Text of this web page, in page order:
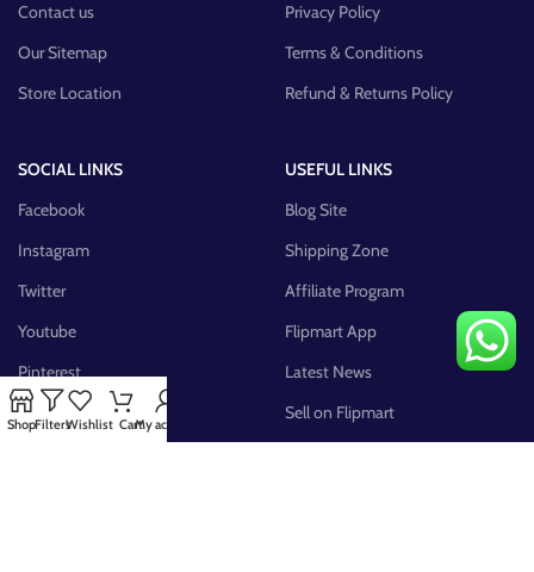
Contact us
Our Sitemap
Store Location
Privacy Policy
Terms & Conditions
Refund & Returns Policy
SOCIAL LINKS
Facebook
Instagram
Twitter
Youtube
Pinterest
FB Group
USEFUL LINKS
Blog Site
Shipping Zone
Affiliate Program
Flipmart App
Latest News
Sell on Flipmart
ShopFiltersWishlist CartMy account